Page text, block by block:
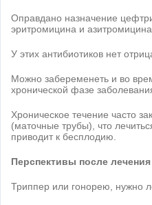
Оправдано назначение
эритромицина и
У этих антибиотиков нет
Можно забеременеть и во
хронической фазе
Хроническое течение часто
(маточные трубы), что
приводит к бесплодию.
Перспективы после
Триппер или гонорею, нужно